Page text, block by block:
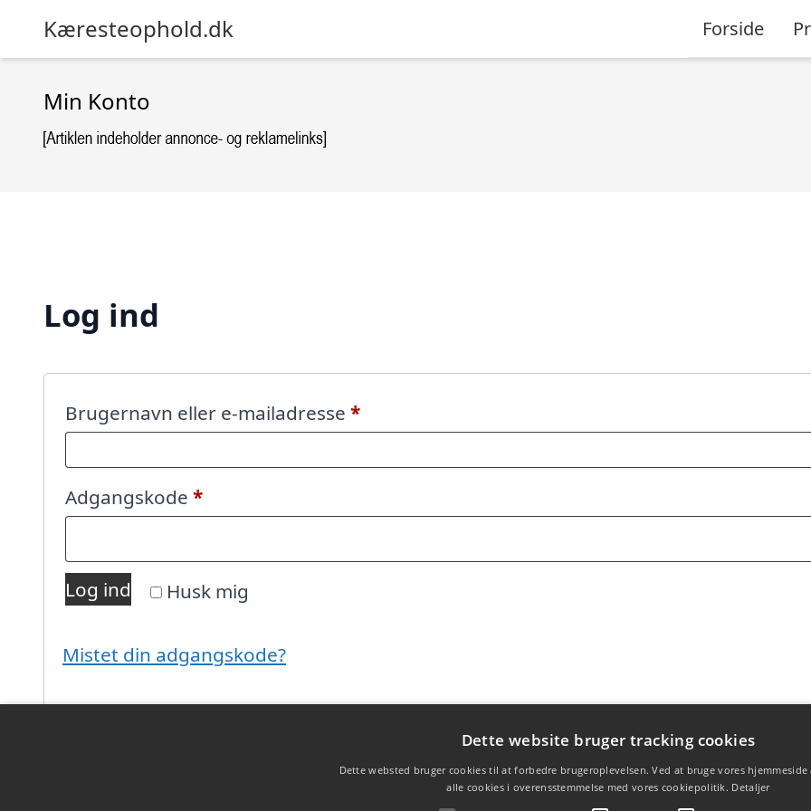
Kæresteophold.dk Forside
Min Konto
Log ind
Brugernavn eller e-mailadresse *Påkrævet
Adgangskode *Påkrævet
Husk mig
Log ind
Mistet din adgangskode?
Dette website bruger tracking cookies
Dette websted bruger cookies til at forbedre brugeroplevelsen. Ved at bruge vores hjemmeside
alle cookies i overensstemmelse med vores cookiepolitik. Detaljer